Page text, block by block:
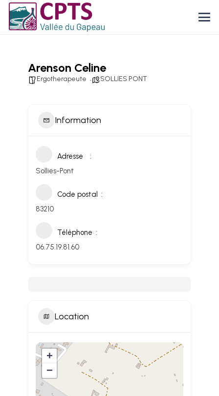
Arenson Celine
Ergotherapeute SOLLIES PONT
Information
Adresse
Sollies-Pont
Code postal
83210
Téléphone
06.75.19.81.60
Location
+
−